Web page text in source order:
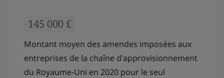
145 000 £
Montant moyen des amendes imposées aux
entreprises de la chaîne d'approvisionnement
du Royaume-Uni en 2020 pour le seul